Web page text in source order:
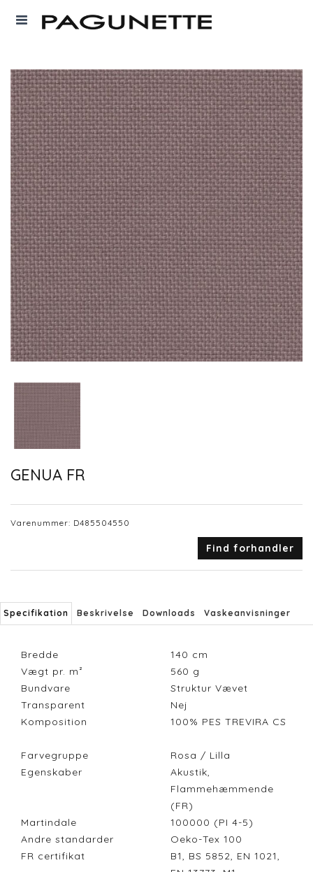
GENUA FR
Varenummer: D485504550
Find forhandler
Specifikation Beskrivelse Downloads Vaskeanvisninger
Bredde 140 cm
Vægt pr. m²
560 g
Bundvare
Struktur Vævet
Transparent
Nej
Komposition
100% PES TREVIRA CS
Farvegruppe
Rosa / Lilla
Egenskaber
Akustik,
Flammehæmmende
(FR)
Martindale
100000 (PI 4-5)
Andre standarder
Oeko-Tex 100
FR certifikat
B1, BS 5852, EN 1021,